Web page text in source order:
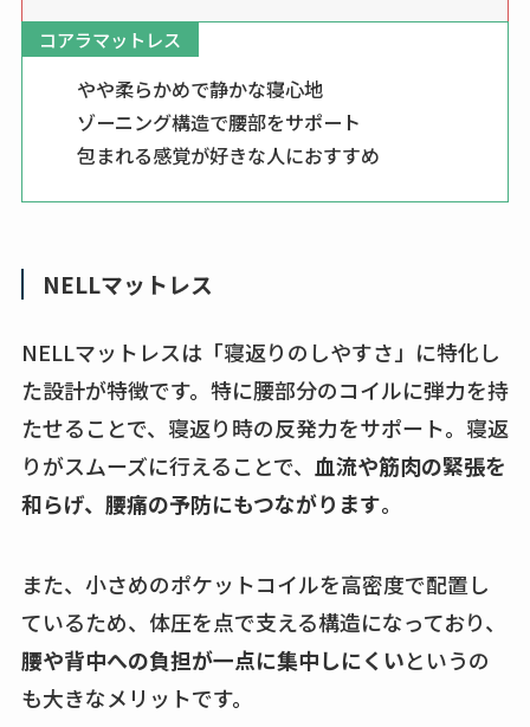
コアラマットレス
やや柔らかめで静かな寝心地
ゾーニング構造で腰部をサポート
包まれる感覚が好きな人におすすめ
NELLマットレス
NELLマットレスは「寝返りのしやすさ」に特化し
た設計が特徴です。特に腰部分のコイルに弾力を持
たせることで、寝返り時の反発力をサポート。寝返
りがスムーズに行えることで、 血流や筋肉の緊張を
和らげ、腰痛の予防にもつながります。
また、小さめのポケットコイルを高密度で配置し
ているため、体圧を点で支える構造になっており、
腰や背中への負担が一点に集中しにくいというの
も大きなメリットです。